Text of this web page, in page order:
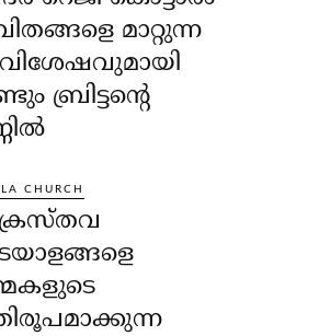
മാറ്റുന്ന
ബ്രിട്ടന്റെ
CHURCH